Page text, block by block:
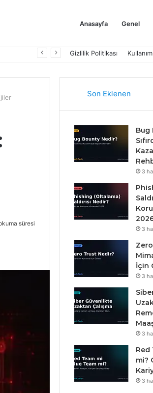
Anasayfa Genel
Gizlilik Politikası
süresi
Son Eklenen
Bug
3
3
İçin
3
3
Red
mi?
3